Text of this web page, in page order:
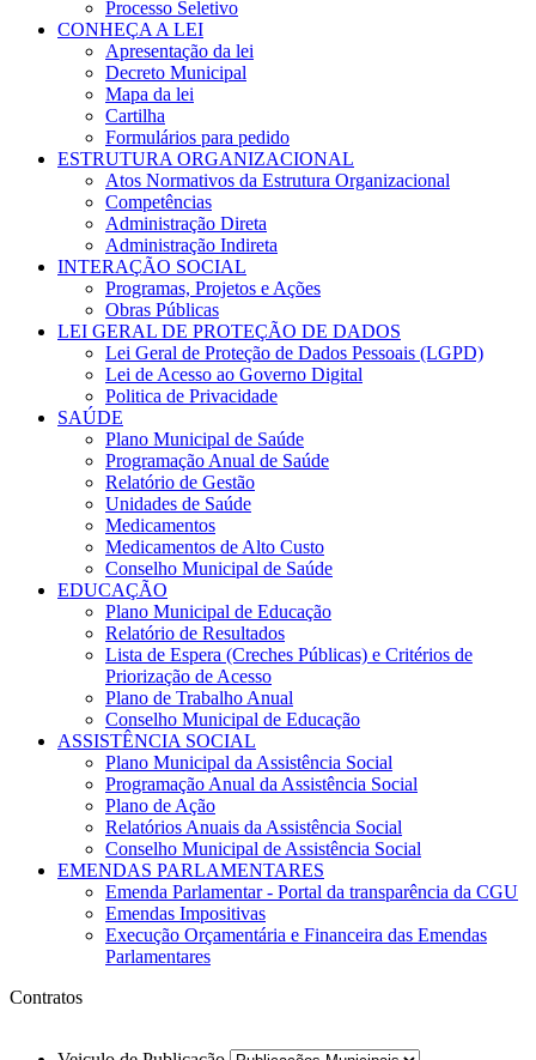
Processo Seletivo
CONHEÇA A LEI
Apresentação da lei
Decreto Municipal
Mapa da lei
Cartilha
Formulários para pedido
ESTRUTURA ORGANIZACIONAL
Atos Normativos da Estrutura Organizacional
Competências
Administração Direta
Administração Indireta
INTERAÇÃO SOCIAL
Programas, Projetos e Ações
Obras Públicas
LEI GERAL DE PROTEÇÃO DE DADOS
Lei Geral de Proteção de Dados Pessoais (LGPD)
Lei de Acesso ao Governo Digital
Politica de Privacidade
SAÚDE
Plano Municipal de Saúde
Programação Anual de Saúde
Relatório de Gestão
Unidades de Saúde
Medicamentos
Medicamentos de Alto Custo
Conselho Municipal de Saúde
EDUCAÇÃO
Plano Municipal de Educação
Relatório de Resultados
Lista de Espera (Creches Públicas) e Critérios de
Priorização de Acesso
Plano de Trabalho Anual
Conselho Municipal de Educação
ASSISTÊNCIA SOCIAL
Plano Municipal da Assistência Social
Programação Anual da Assistência Social
Plano de Ação
Relatórios Anuais da Assistência Social
Conselho Municipal de Assistência Social
EMENDAS PARLAMENTARES
Emenda Parlamentar - Portal da transparência da CGU
Emendas Impositivas
Execução Orçamentária e Financeira das Emendas
Parlamentares
Contratos